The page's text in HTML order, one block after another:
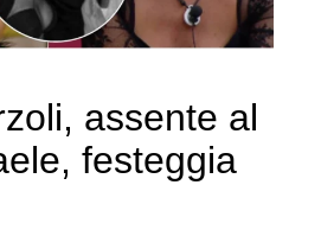
assente al
festeggia